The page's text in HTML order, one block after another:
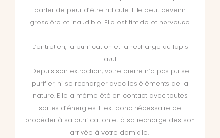
parler de peur d’être ridicule. Elle peut devenir
grossière et inaudible. Elle est timide et nerveuse.
L’entretien, la purification et la recharge du lapis
lazuli
Depuis son extraction, votre pierre n’a pas pu se
purifier, ni se recharger avec les éléments de la
nature. Elle a même été en contact avec toutes
sortes d’énergies. Il est donc nécessaire de
procéder à sa purification et à sa recharge dès son
arrivée à votre domicile.